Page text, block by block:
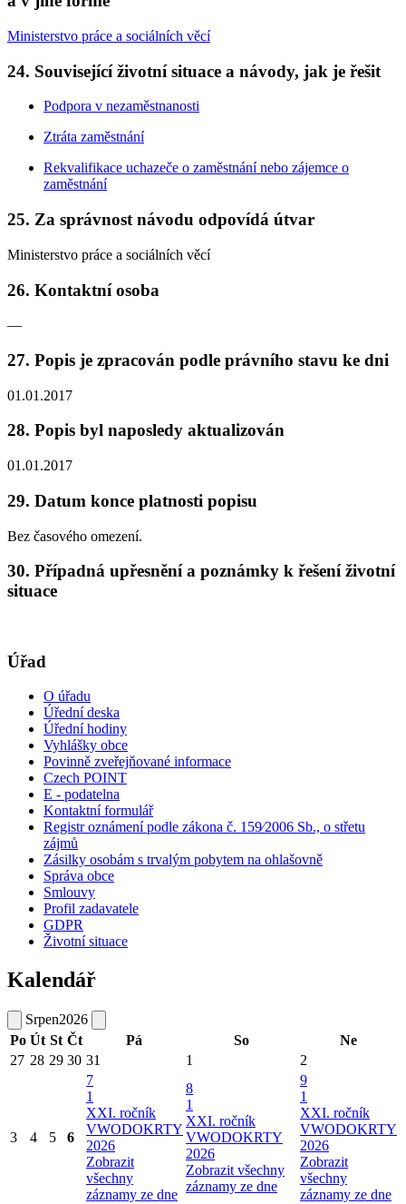
Ministerstvo práce a sociálních věcí
24. Související životní situace a návody, jak je řešit
Podpora v nezaměstnanosti
Ztráta zaměstnání
Rekvalifikace uchazeče o zaměstnání nebo zájemce o
zaměstnání
25. Za správnost návodu odpovídá útvar
Ministerstvo práce a sociálních věcí
26. Kontaktní osoba
—
27. Popis je zpracován podle právního stavu ke dni
01.01.2017
28. Popis byl naposledy aktualizován
01.01.2017
29. Datum konce platnosti popisu
Bez časového omezení.
30. Případná upřesnění a poznámky k řešení životní
situace
Úřad
O úřadu
Úřední deska
Úřední hodiny
Vyhlášky obce
Povinně zveřejňované informace
Czech POINT
E - podatelna
Kontaktní formulář
Registr oznámení podle zákona č. 159⁄2006 Sb., o střetu
zájmů
Zásilky osobám s trvalým pobytem na ohlašovně
Správa obce
Smlouvy
Profil zadavatele
GDPR
Životní situace
Kalendář
Srpen2026
Po Út St Čt Pá So
Ne
27 28 29 30 31 1 2
3 4 5 6
7
1
XXI. ročník
VWODOKRTY
2026
Zobrazit
všechny
záznamy ze dne
8
1
XXI. ročník
VWODOKRTY
2026
Zobrazit všechny
záznamy ze dne
9
1
XXI. ročník
VWODOKRTY
2026
Zobrazit
všechny
záznamy ze dne